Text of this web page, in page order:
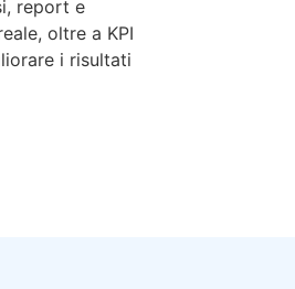
report e
oltre a KPI
i risultati